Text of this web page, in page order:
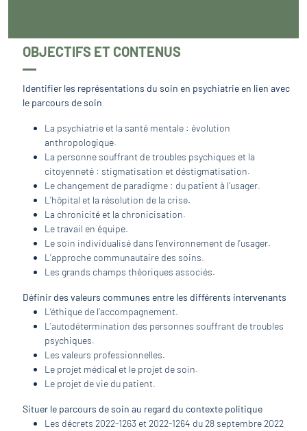
OBJECTIFS ET CONTENUS
Identifier les représentations du soin en psychiatrie en lien avec
le parcours de soin
La psychiatrie et la santé mentale : évolution
anthropologique.
La personne souffrant de troubles psychiques et la
citoyenneté : stigmatisation et déstigmatisation.
Le changement de paradigme : du patient à l’usager.
L’hôpital et la résolution de la crise.
La chronicité et la chronicisation.
Le travail en équipe.
Le soin individualisé dans l’environnement de l’usager.
L’approche communautaire des soins.
Les grands champs théoriques associés.
Définir des valeurs communes entre les différents intervenants
L’éthique de l’accompagnement.
L’autodétermination des personnes souffrant de troubles
psychiques.
Les valeurs professionnelles.
Le projet médical et le projet de soin.
Le projet de vie du patient.
Situer le parcours de soin au regard du contexte politique
Les décrets 2022-1263 et 2022-1264 du 28 septembre 2022